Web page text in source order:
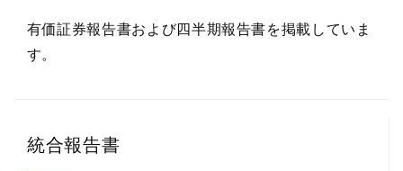
有価証券報告書および四半期報告書を掲載していま
す。
統合報告書